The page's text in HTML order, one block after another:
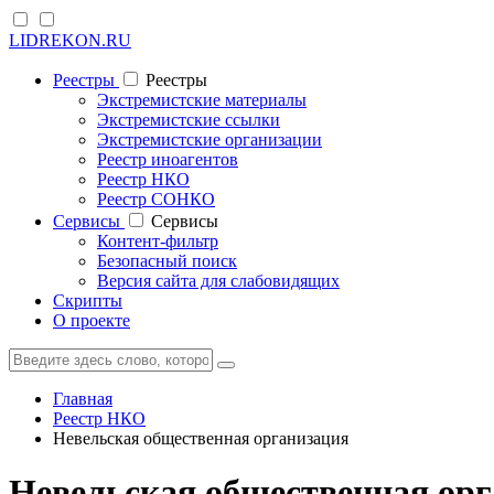
LIDREKON.RU
Реестры
Реестры
Экстремистские материалы
Экстремистские ссылки
Экстремистские организации
Реестр иноагентов
Реестр НКО
Реестр СОНКО
Cервисы
Cервисы
Контент-фильтр
Безопасный поиск
Версия сайта для слабовидящих
Скрипты
О проекте
Главная
Реестр НКО
Невельская общественная организация